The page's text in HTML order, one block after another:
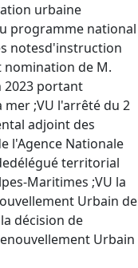
urbaine
programme national
notesd'instruction
nomination de M.
2023 portant
mer ;VU l'arrêté du 2
adjoint des
l'Agence Nationale
territorial
Maritimes ;VU la
Urbain de
décision de
Urbain